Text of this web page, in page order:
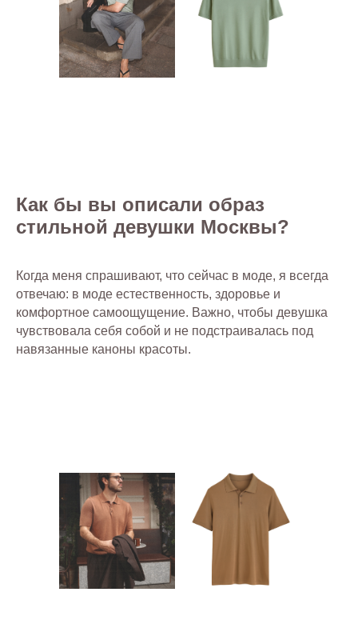
Как бы вы описали образ
стильной девушки Москвы?
Когда меня спрашивают, что сейчас в моде, я всегда
отвечаю: в моде естественность, здоровье и
комфортное самоощущение. Важно, чтобы девушка
чувствовала себя собой и не подстраивалась под
навязанные каноны красоты.